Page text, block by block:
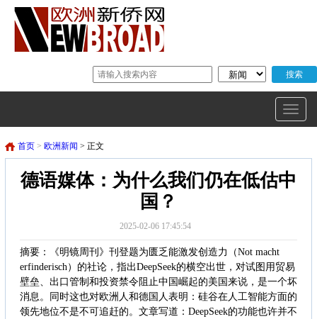
首页 > 欧洲新闻 > 正文
德语媒体：为什么我们仍在低估中
国？
2025-02-06 17:45:54
摘要：《明镜周刊》刊登题为匮乏能激发创造力（Not macht
erfinderisch）的社论，指出DeepSeek的横空出世，对试图用贸易
壁垒、出口管制和投资禁令阻止中国崛起的美国来说，是一个坏
消息。同时这也对欧洲人和德国人表明：硅谷在人工智能方面的
领先地位不是不可追赶的。文章写道： ​DeepSeek的功能也许并不